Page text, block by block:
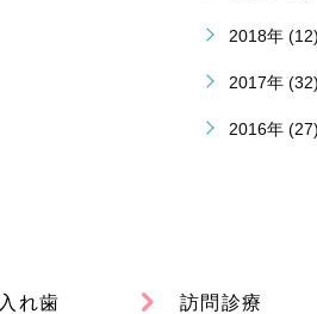
2018年 (12)
2017年 (32)
2016年 (27)
入れ歯 訪問診療